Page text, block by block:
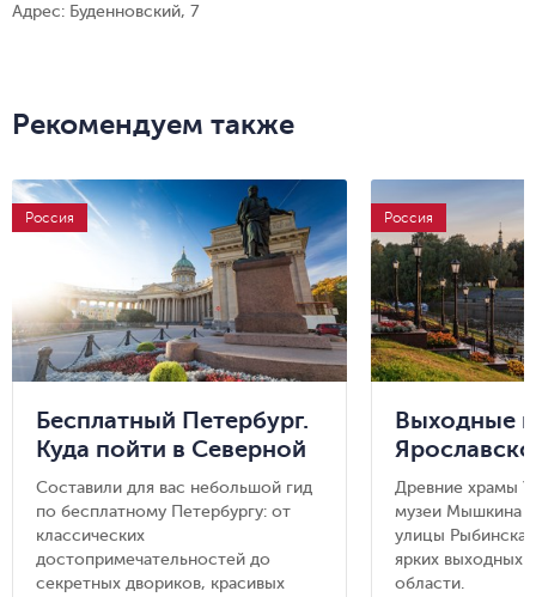
Адрес: Буденновский, 7
Рекомендуем также
Россия
Бесплатный Петербург.
Куда пойти в Северной
столице и не потратить
ни копейки
Составили для вас небольшой гид
по бесплатному Петербургу: от
классических
достопримечательностей до
секретных двориков, красивых
Россия
Выходные в
Углич,
Рыбинск
Древние храмы
музеи Мышкина
улицы Рыбинска
ярких выходных
области.